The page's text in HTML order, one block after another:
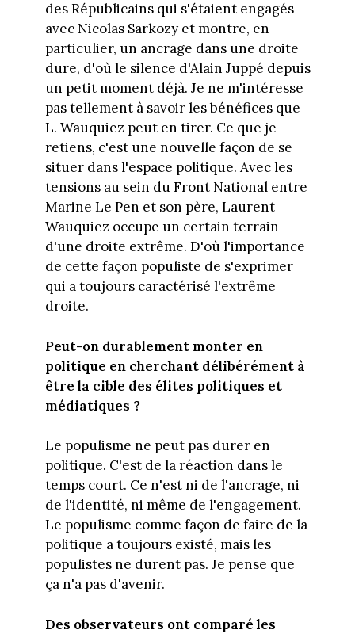
des Républicains qui s'étaient engagés
avec Nicolas Sarkozy et montre, en
particulier, un ancrage dans une droite
dure, d'où le silence d'Alain Juppé depuis
un petit moment déjà. Je ne m'intéresse
pas tellement à savoir les bénéfices que
L. Wauquiez peut en tirer. Ce que je
retiens, c'est une nouvelle façon de se
situer dans l'espace politique. Avec les
tensions au sein du Front National entre
Marine Le Pen et son père, Laurent
Wauquiez occupe un certain terrain
d'une droite extrême. D'où l'importance
de cette façon populiste de s'exprimer
qui a toujours caractérisé l'extrême
droite.
Peut-on durablement monter en
politique en cherchant délibérément à
être la cible des élites politiques et
médiatiques ?
Le populisme ne peut pas durer en
politique. C'est de la réaction dans le
temps court. Ce n'est ni de l'ancrage, ni
de l'identité, ni même de l'engagement.
Le populisme comme façon de faire de la
politique a toujours existé, mais les
populistes ne durent pas. Je pense que
ça n'a pas d'avenir.
Des observateurs ont comparé les